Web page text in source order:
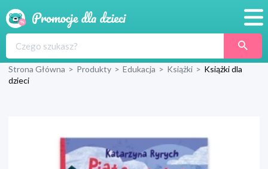
Produkty
Wyprawka
Strona Główna > Produkty > Edukacja > Książki > Książki dla
dzieci